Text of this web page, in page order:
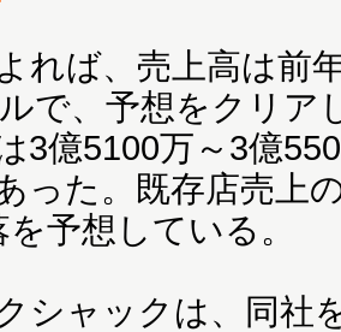
れば、売上高は前
で、予想をクリア
3億5100万～3億
った。既存店売上
予想している。
シャックは、同社